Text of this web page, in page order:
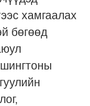
хамгаалах
бөгөөд